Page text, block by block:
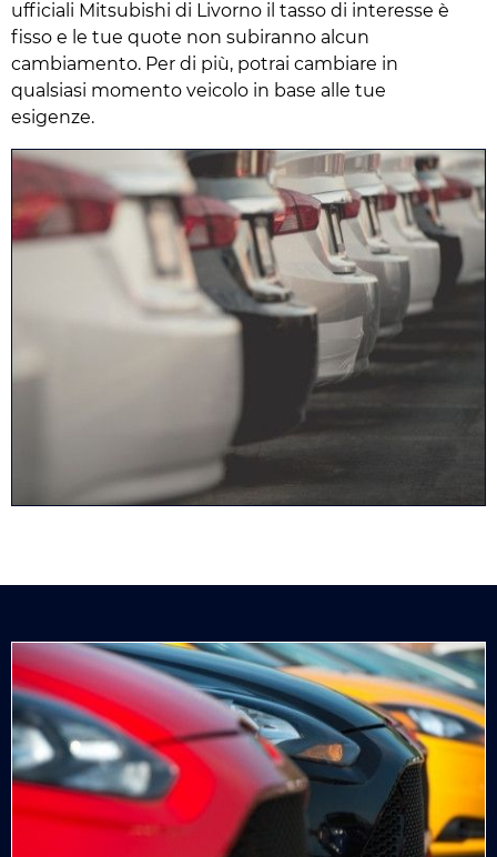
ufficiali Mitsubishi di Livorno il tasso di interesse è
fisso e le tue quote non subiranno alcun
cambiamento. Per di più, potrai cambiare in
qualsiasi momento veicolo in base alle tue
esigenze.